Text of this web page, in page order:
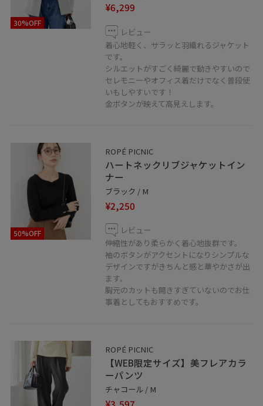
※記載のないアイテムは全て私物です。
※照明などの関係で実際の色味と異なる場合がございま
す。実際に近い色味は商品ページをご覧下さい。
30%OFF
¥6,299
レビュー
着心地軽く、サラッと羽織れるジャケット
です。
シルエットがすごく綺麗で動きやすいので
セレモニーやオフィス着だけでなく普段使
いもしやすいです！
金ボタンが映えて高見えします。
50%OFF
ROPÉ PICNIC
ハートネックリブジャケットイン
ナー
ブラック / M
¥2,250
レビュー
伸縮性があり柔らかく着心地抜群です。
袖のボタンがアクセントになりシンプルな
デザインですがきちんと感と華やかさが出
ます。
胸元のカットも開きすぎていないのでお仕
事着としてもおすすめです。
ROPÉ PICNIC
【WEB限定サイズ】美フレアカラ
ーパンツ
チャコール / M